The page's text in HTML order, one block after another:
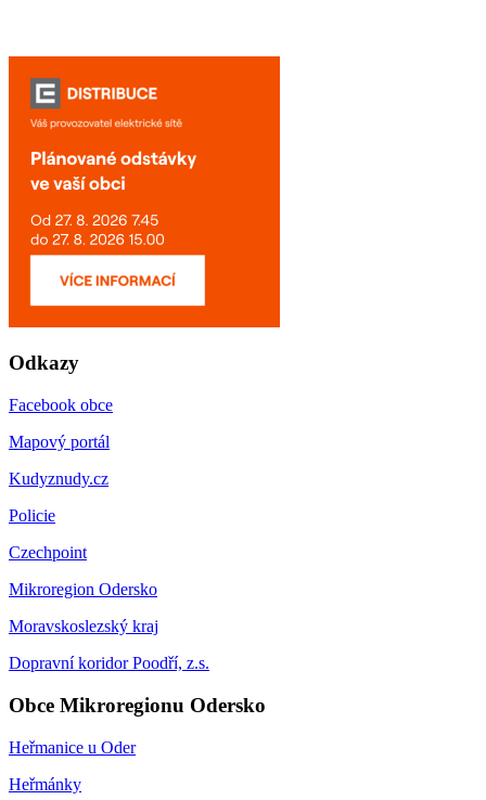
Odkazy
Facebook obce
Mapový portál
Kudyznudy.cz
Policie
Czechpoint
Mikroregion Odersko
Moravskoslezský kraj
Dopravní koridor Poodří, z.s.
Obce Mikroregionu Odersko
Heřmanice u Oder
Heřmánky